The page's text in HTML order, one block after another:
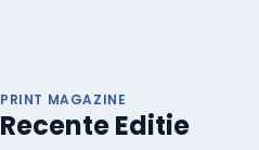
PRINT MAGAZINE
Recente Editie